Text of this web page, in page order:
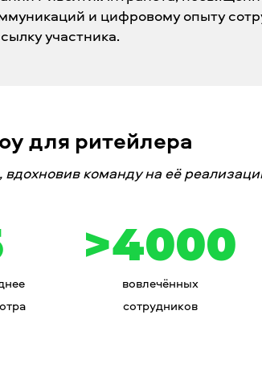
и цифровому опыту
участника.
для ритейлера
вдохновив команду на её
>4000
вовлечённых
сотрудников